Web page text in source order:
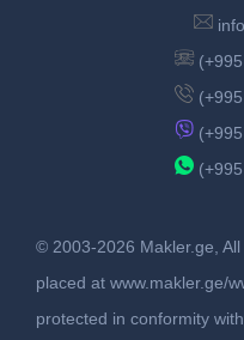
© 2003-2026 Makler.ge,
placed at www.makler.ge/
protected in conformity